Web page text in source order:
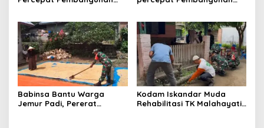
Tenggara
Tenggara
Babinsa Bantu Warga
Jemur Padi, Pererat
Kodam Iskandar Muda
Rehabilitasi TK Malahayati